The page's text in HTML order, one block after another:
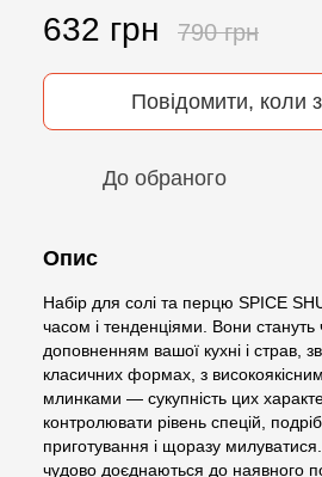
632 грн 790 грн
Повідомити, коли
До обраного
Опис
Набір для солі та перцю SPICE
часом і тенденціями. Вони стануть
доповненням вашої кухні і страв,
класичних формах, з
млинками — сукупність цих
контролювати рівень спецій,
приготування і щоразу
чудово доєднаються до наявного